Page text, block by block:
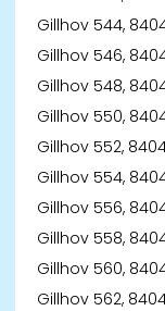
Gillhov 544,
Gillhov 546,
Gillhov 548,
Gillhov 550,
Gillhov 552,
Gillhov 554,
Gillhov 556,
Gillhov 558,
Gillhov 560,
Gillhov 562,